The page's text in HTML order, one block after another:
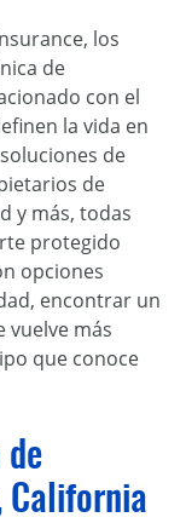
los
de
con el
la vida en
de
de
y más, todas
protegido
opciones
encontrar un
vuelve más
que conoce
California